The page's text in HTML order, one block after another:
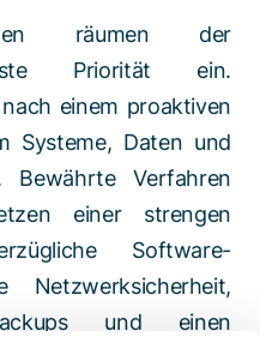
räumen der
Priorität ein.
einem proaktiven
Systeme, Daten und
Bewährte Verfahren
einer strengen
Software-
und einen